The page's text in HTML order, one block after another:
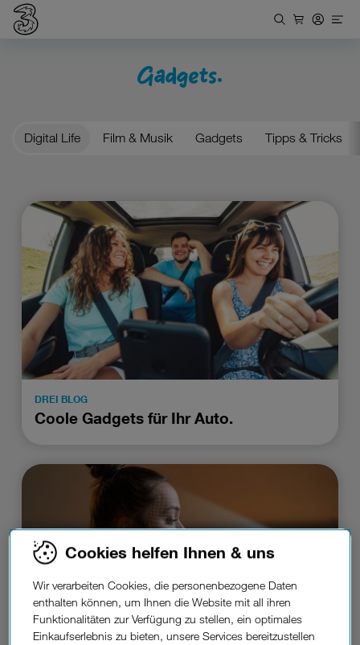
Gadgets.
Digital Life Film & Musik Gadgets Tipps & Tricks
DREI BLOG
Coole Gadgets für Ihr Auto.
Cookies helfen Ihnen & uns
Wir verarbeiten Cookies, die personenbezogene Daten
enthalten können, um Ihnen die Website mit all ihren
Funktionalitäten zur Verfügung zu stellen, ein optimales
Einkaufserlebnis zu bieten, unsere Services bereitzustellen